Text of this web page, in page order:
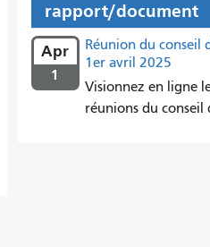
rapport/document
Apr
1
Réunion du conseil
1er avril 2025
Visionnez en ligne
réunions du